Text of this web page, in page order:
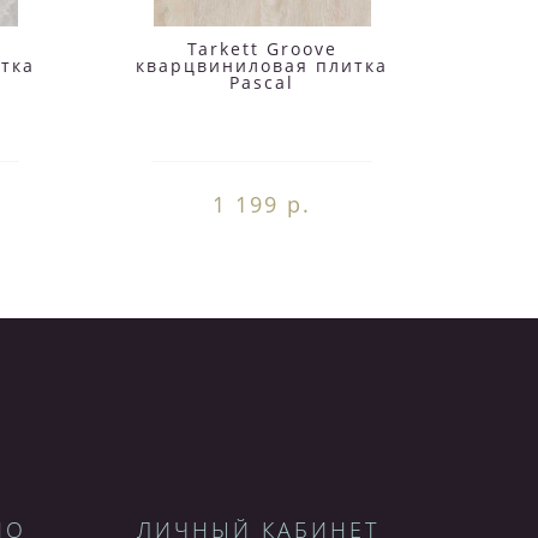
Tarkett Groove
кварцвиниловая плитка
Pascal
1 199 р.
ЛИЧНЫЙ КАБИНЕТ